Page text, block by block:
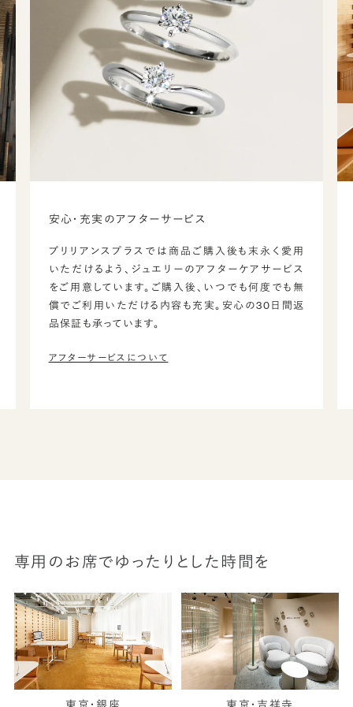
安心・充実のアフターサービス
ブリリアンスプラスでは商品ご購入後も末永く愛用
いただけるよう、ジュエリーのアフターケアサービス
をご用意しています。ご購入後、いつでも何度でも無
償でご利用いただける内容も充実。安心の30日間返
品保証も承っています。
アフターサービスについて
専用のお席でゆったりとした時間を